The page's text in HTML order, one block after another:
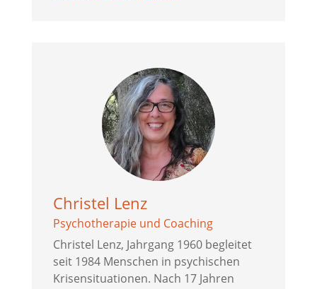
Christel Lenz
Psychotherapie und Coaching
Christel Lenz, Jahrgang 1960 begleitet
seit 1984 Menschen in psychischen
Krisensituationen. Nach 17 Jahren